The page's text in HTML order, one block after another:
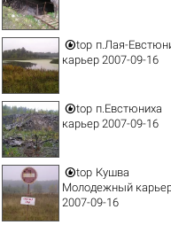
top п.Лая-
карьер 2007-09-16
top п.Евстюниха
карьер 2007-09-16
top Кушва
Молодежный
2007-09-16